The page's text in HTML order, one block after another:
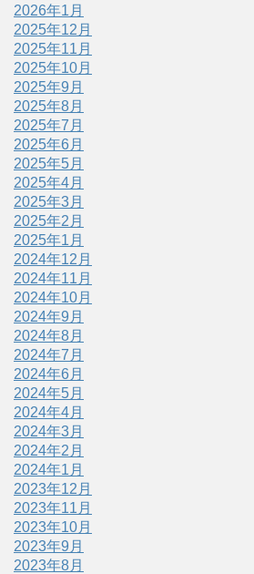
2026年1月
2025年12月
2025年11月
2025年10月
2025年9月
2025年8月
2025年7月
2025年6月
2025年5月
2025年4月
2025年3月
2025年2月
2025年1月
2024年12月
2024年11月
2024年10月
2024年9月
2024年8月
2024年7月
2024年6月
2024年5月
2024年4月
2024年3月
2024年2月
2024年1月
2023年12月
2023年11月
2023年10月
2023年9月
2023年8月